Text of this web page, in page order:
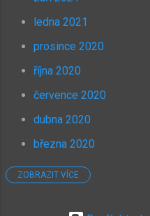
ledna 2021
prosince 2020
října 2020
července 2020
dubna 2020
března 2020
ledna 2020
ZOBRAZIT VÍCE